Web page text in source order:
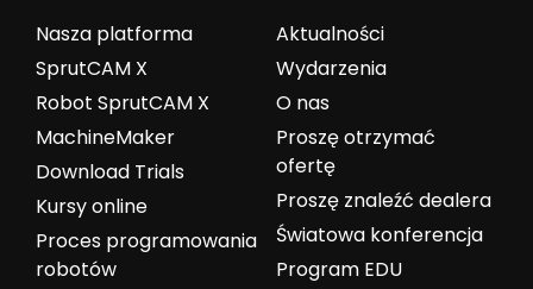
Aktualności
Wydarzenia
O nas
Proszę otrzymać
ofertę
Proszę znaleźć dealera
Światowa konferencja
Program EDU
Nasza platforma
SprutCAM X
Robot SprutCAM X
MachineMaker
Download Trials
Kursy online
Proces programowania
robotów